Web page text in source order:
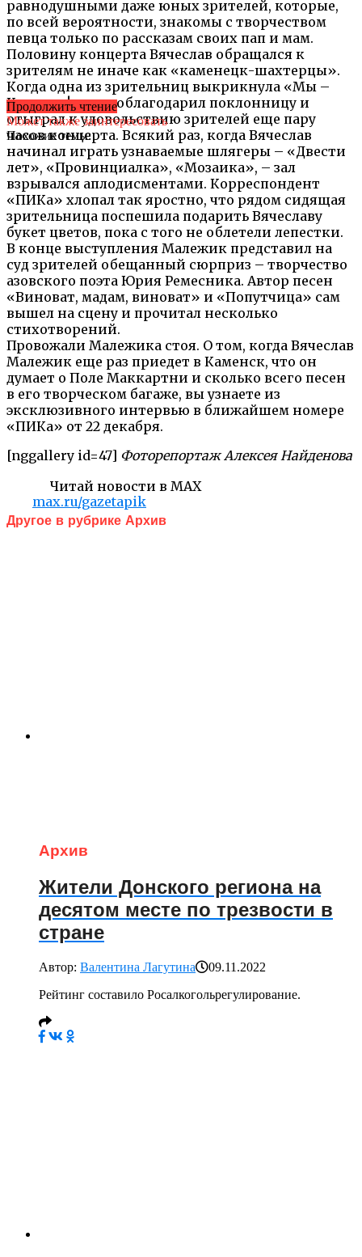
равнодушными даже юных зрителей, которые,
по всей вероятности, знакомы с творчеством
певца только по рассказам своих пап и мам.
Половину концерта Вячеслав обращался к
зрителям не иначе как «каменецк-шахтерцы».
Когда одна из зрительниц выкрикнула «Мы –
Каменск!», он поблагодарил поклонницу и
отыграл к удовольствию зрителей еще пару
часов концерта. Всякий раз, когда Вячеслав
начинал играть узнаваемые шлягеры – «Двести
лет», «Провинциалка», «Мозаика», – зал
взрывался аплодисментами. Корреспондент
«ПИКа» хлопал так яростно, что рядом сидящая
зрительница поспешила подарить Вячеславу
букет цветов, пока с того не облетели лепестки.
В конце выступления Малежик представил на
суд зрителей обещанный сюрприз – творчество
азовского поэта Юрия Ремесника. Автор песен
«Виноват, мадам, виноват» и «Попутчица» сам
вышел на сцену и прочитал несколько
стихотворений.
Провожали Малежика стоя. О том, когда Вячеслав
Малежик еще раз приедет в Каменск, что он
думает о Поле Маккартни и сколько всего песен
в его творческом багаже, вы узнаете из
эксклюзивного интервью в ближайшем номере
«ПИКа» от 22 декабря.
[nggallery id=47] Фоторепортаж Алексея Найденова
Читай новости в MAX
max.ru/gazetapik
Продолжить чтение
Может также заинтересовать
Похожие темы:
Другое в рубрике Архив
Архив
Жители Донского региона на
десятом месте по трезвости в
стране
Автор: Валентина Лагутина
09.11.2022
Рейтинг составило Росалкогольрегулирование.